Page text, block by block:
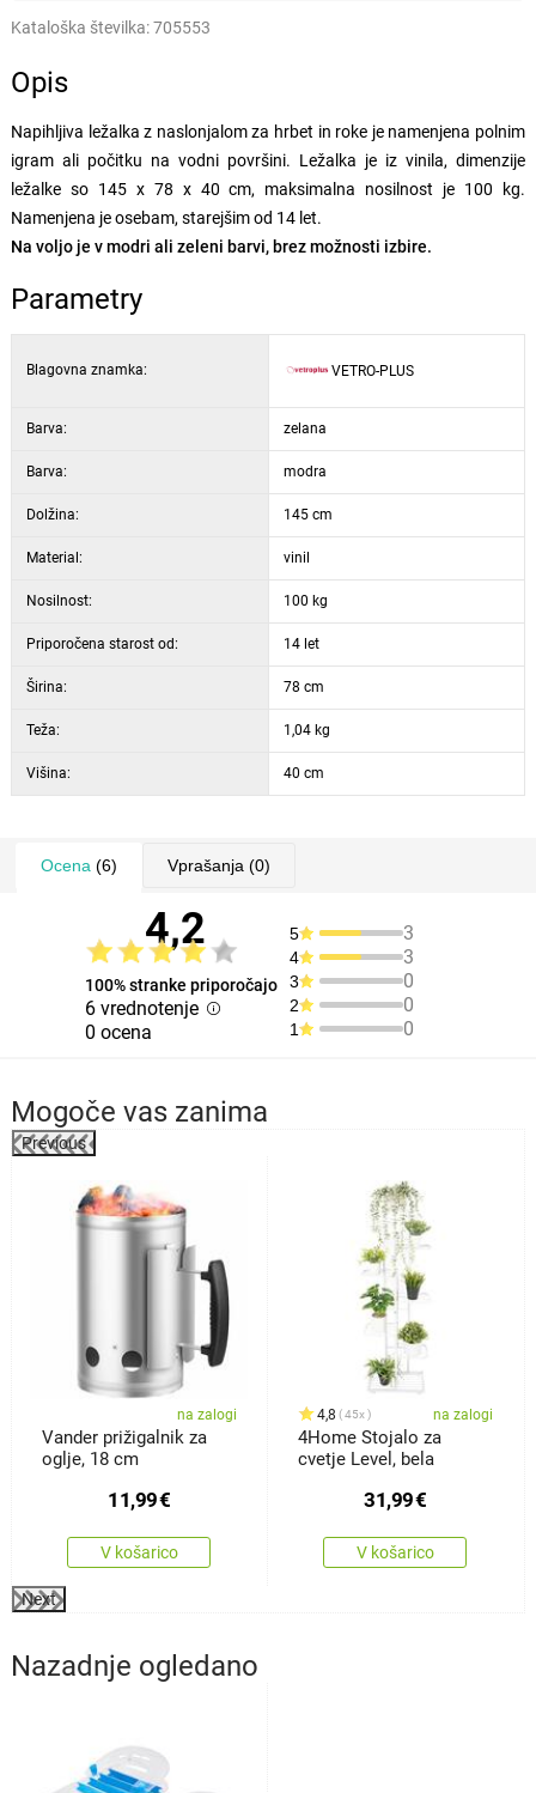
Kataloška številka:705553
Opis
Napihljiva ležalka z naslonjalom za hrbet in roke je namenjena polnim
igram ali počitku na vodni površini. Ležalka je iz vinila, dimenzije
ležalke so 145 x 78 x 40 cm, maksimalna nosilnost je 100 kg.
Namenjena je osebam, starejšim od 14 let.
Na voljo je v modri ali zeleni barvi, brez možnosti izbire.
Parametry
Blagovna znamka: VETRO-PLUS
Barva: zelana
Barva: modra
Dolžina: 145 cm
Material: vinil
Nosilnost: 100 kg
Priporočena starost od: 14 let
Širina: 78 cm
Teža: 1,04 kg
Višina: 40 cm
Ocena (6) Vprašanja (0)
4,2
100% stranke priporočajo
6 vrednotenje
0 ocena
5 3
4 3
3 0
2 0
1 0
Mogoče vas zanima
Previous
na zalogi
Vander prižigalnik za
oglje, 18 cm
11,99€
V košarico
4,8 45x na zalogi
4Home Stojalo za
cvetje Level, bela
31,99€
V košarico
Next
Nazadnje ogledano